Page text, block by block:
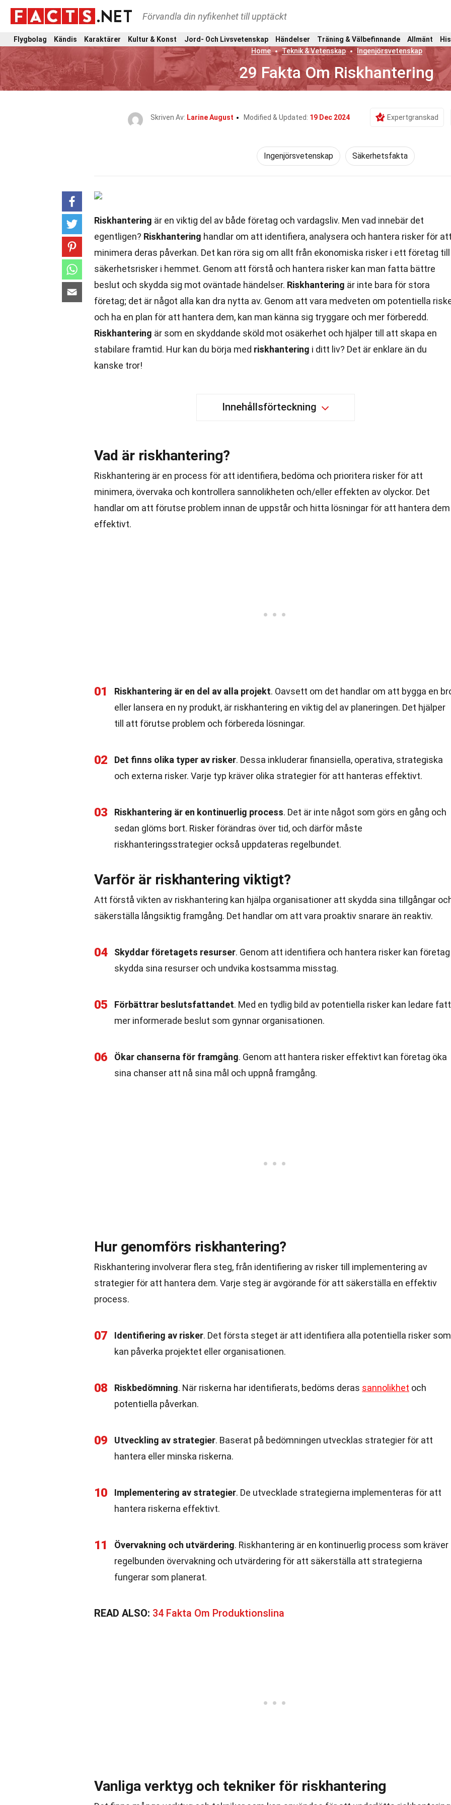
Förvandla din nyfikenhet till upptäckt
Flygbolag Kändis Karaktärer Kultur & Konst Jord- Och Livsvetenskap Händelser Träning & Välbefinnande Allmänt
Home
Teknik & Vetenskap Ingenjörsvetenskap
29 Fakta Om Riskhantering
Skriven Av: Larine August Modified & Updated: 19 Dec 2024 Expertgranskad
Ingenjörsvetenskap Säkerhetsfakta
Riskhantering är en viktig del av både företag och vardagsliv. Men vad innebär det
egentligen? Riskhantering handlar om att identifiera, analysera och hantera risker för
minimera deras påverkan. Det kan röra sig om allt från ekonomiska risker i ett företag till
säkerhetsrisker i hemmet. Genom att förstå och hantera risker kan man fatta bättre
beslut och skydda sig mot oväntade händelser. Riskhantering är inte bara för stora
företag; det är något alla kan dra nytta av. Genom att vara medveten om potentiella
och ha en plan för att hantera dem, kan man känna sig tryggare och mer förberedd.
Riskhantering är som en skyddande sköld mot osäkerhet och hjälper till att skapa en
stabilare framtid. Hur kan du börja med riskhantering i ditt liv? Det är enklare än du
kanske tror!
Innehållsförteckning
Vad är riskhantering?
Riskhantering är en process för att identifiera, bedöma och prioritera risker för att
minimera, övervaka och kontrollera sannolikheten och/eller effekten av olyckor. Det
handlar om att förutse problem innan de uppstår och hitta lösningar för att hantera dem
effektivt.
01 Riskhantering är en del av alla projekt. Oavsett om det handlar om att bygga en
eller lansera en ny produkt, är riskhantering en viktig del av planeringen. Det hjälper
till att förutse problem och förbereda lösningar.
02 Det finns olika typer av risker. Dessa inkluderar finansiella, operativa, strategiska
och externa risker. Varje typ kräver olika strategier för att hanteras effektivt.
03 Riskhantering är en kontinuerlig process. Det är inte något som görs en gång och
sedan glöms bort. Risker förändras över tid, och därför måste
riskhanteringsstrategier också uppdateras regelbundet.
Varför är riskhantering viktigt?
Att förstå vikten av riskhantering kan hjälpa organisationer att skydda sina tillgångar
säkerställa långsiktig framgång. Det handlar om att vara proaktiv snarare än reaktiv.
04 Skyddar företagets resurser. Genom att identifiera och hantera risker kan företag
skydda sina resurser och undvika kostsamma misstag.
05 Förbättrar beslutsfattandet. Med en tydlig bild av potentiella risker kan ledare
mer informerade beslut som gynnar organisationen.
06 Ökar chanserna för framgång. Genom att hantera risker effektivt kan företag öka
sina chanser att nå sina mål och uppnå framgång.
Hur genomförs riskhantering?
Riskhantering involverar flera steg, från identifiering av risker till implementering av
strategier för att hantera dem. Varje steg är avgörande för att säkerställa en effektiv
process.
07 Identifiering av risker. Det första steget är att identifiera alla potentiella risker som
kan påverka projektet eller organisationen.
08 Riskbedömning. När riskerna har identifierats, bedöms deras sannolikhet och
potentiella påverkan.
09 Utveckling av strategier. Baserat på bedömningen utvecklas strategier för att
hantera eller minska riskerna.
10 Implementering av strategier. De utvecklade strategierna implementeras för att
hantera riskerna effektivt.
11 Övervakning och utvärdering. Riskhantering är en kontinuerlig process som kräver
regelbunden övervakning och utvärdering för att säkerställa att strategierna
fungerar som planerat.
READ ALSO: 34 Fakta Om Produktionslina
Vanliga verktyg och tekniker för riskhantering